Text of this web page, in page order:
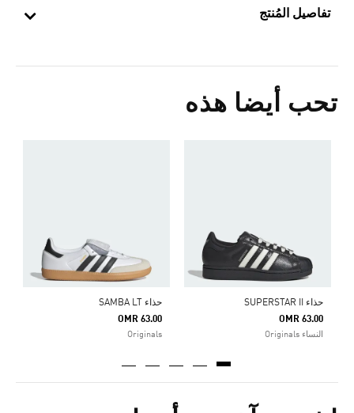
تفاصيل المُنتج
تحب أيضا هذه
حذاء SUPERSTAR II
OMR 63.00
النساء Originals
حذاء SAMBA LT
OMR 63.00
Originals